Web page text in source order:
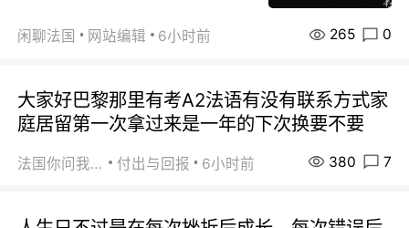
闲聊法国 网站编辑 6小时前 265 0
大家好巴黎那里有考A2法语有没有联系方式家
庭居留第一次拿过来是一年的下次换要不要
法国你问我答 付出与回报 6小时前 380 7